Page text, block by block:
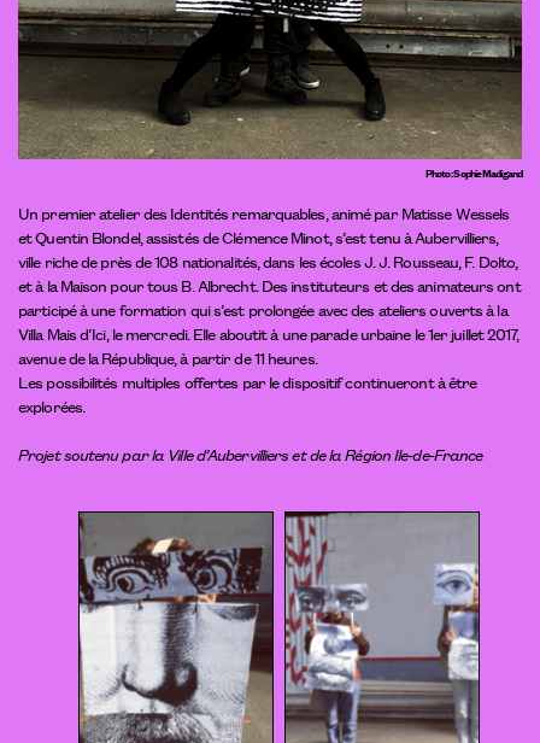
Photo : Sophie Madigand
Un premier atelier des Identités remarquables, animé par Matisse Wessels
et Quentin Blondel, assistés de Clémence Minot, s’est tenu à Aubervilliers,
ville riche de près de 108 nationalités, dans les écoles J. J. Rousseau, F. Dolto,
et à la Maison pour tous B. Albrecht. Des instituteurs et des animateurs ont
participé à une formation qui s’est prolongée avec des ateliers ouverts à la
Villa Mais d’Ici, le mercredi. Elle aboutit à une parade urbaine le 1er juillet 2017,
avenue de la République, à partir de 11 heures.
Les possibilités multiples offertes par le dispositif continueront à être
explorées.
Projet soutenu par la Ville d’Aubervilliers et de la Région Ile-de-France